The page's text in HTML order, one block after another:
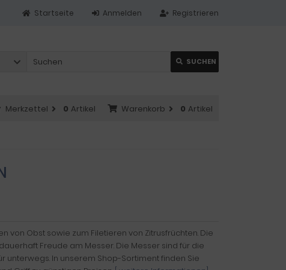
Registrieren
Anmelden
Startseite
SUCHEN
Warenkorb 0 Artikel
Merkzettel 0 Artikel
Obst sowie zum Filetieren von Zitrusfrüchten. Die
Freude am Messer. Die Messer sind für die
In unserem Shop-Sortiment finden Sie